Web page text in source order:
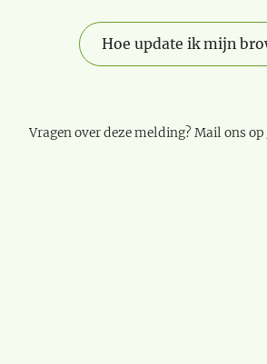
Hoe update ik mijn
Vragen over deze melding? Mail ons op